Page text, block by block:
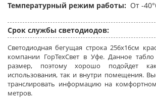
Температурный режим работы: От -
Срок службы светодиодов:
Светодиодная бегущая строка 256x16см
компании ГорТехСвет в Уфе. Данное
размер, поэтому хорошо подойдет
использования, так и внутри помещения.
транслировать информацию на
метров.